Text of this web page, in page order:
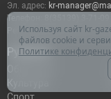
Рубрики
Общество
Эл. адрес: kr-
Телефон: 8(35139) 3-71-09
Режим работы: ПН - ПТ с
Используя сайт kr-
файлов cookie и
Политике